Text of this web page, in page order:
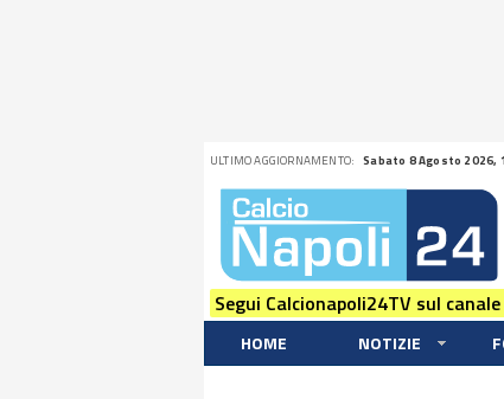
ULTIMO AGGIORNAMENTO: Sabato 8 Agosto 2026,
Segui Calcionapoli24TV sul
HOME NOTIZIE